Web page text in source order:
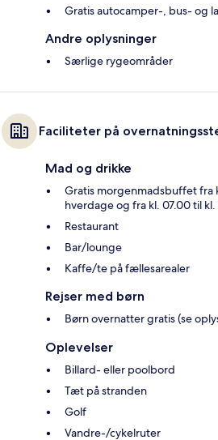
Gratis autocamper-, bus- og
Andre oplysninger
Særlige rygeområder
Faciliteter på
Mad og drikke
Gratis morgenmadsbuffet fra
hverdage og fra kl. 07.00 til
Restaurant
Bar/lounge
Kaffe/te på fællesarealer
Rejser med børn
Børn overnatter gratis (se
Oplevelser
Billard- eller poolbord
Tæt på stranden
Golf
Vandre-/cykelruter